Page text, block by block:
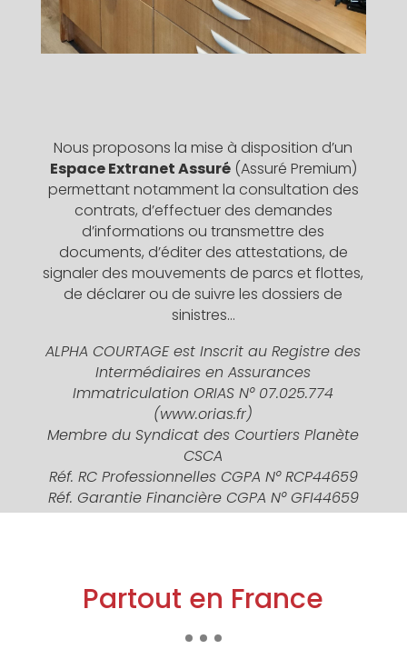
Nous proposons la mise à disposition d’un
Espace Extranet Assuré(Assuré Premium)
permettant notamment la consultation des
contrats, d’effectuer des demandes
d’informations ou transmettre des
documents, d’éditer des attestations, de
signaler des mouvements de parcs et flottes,
de déclarer ou de suivre les dossiers de
sinistres…
ALPHA COURTAGE estInscrit au Registre des
Intermédiaires en Assurances
Immatriculation ORIAS N° 07.025.774
(www.orias.fr)
Membre du Syndicat des Courtiers Planète
CSCA
Réf. RC Professionnelles CGPA N° RCP44659
Réf. Garantie Financière CGPA N° GFI44659
Partout en France